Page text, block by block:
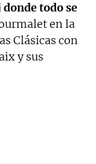
todo se
en la
Clásicas con
y sus